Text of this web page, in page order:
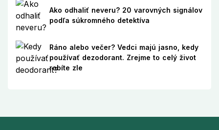
Ako odhaliť neveru? 20 varovných signálov
podľa súkromného detektíva
Ráno alebo večer? Vedci majú jasno, kedy
používať dezodorant. Zrejme to celý život
robíte zle